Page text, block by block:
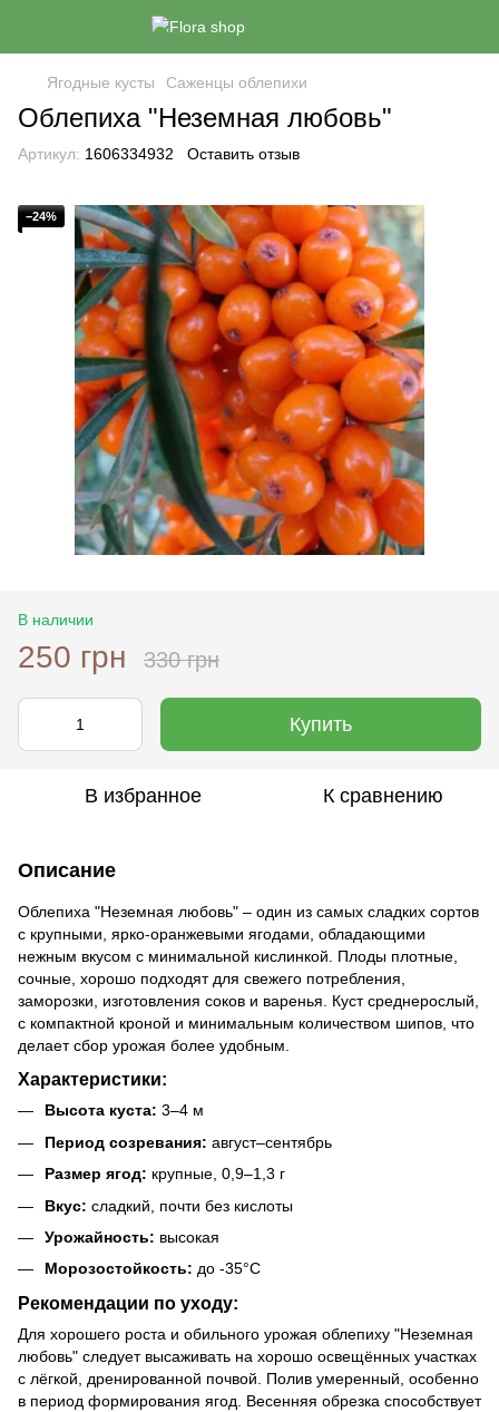
Ягодные кусты Саженцы облепихи
Облепиха "Неземная любовь"
Артикул: 1606334932 Оставить отзыв
−24%
В наличии
250 грн 330 грн
Купить
В избранное К сравнению
Описание
Облепиха "Неземная любовь" – один из самых сладких сортов
с крупными, ярко-оранжевыми ягодами, обладающими
нежным вкусом с минимальной кислинкой. Плоды плотные,
сочные, хорошо подходят для свежего потребления,
заморозки, изготовления соков и варенья. Куст среднерослый,
с компактной кроной и минимальным количеством шипов, что
делает сбор урожая более удобным.
Характеристики:
Высота куста: 3–4 м
Период созревания: август–сентябрь
Размер ягод: крупные, 0,9–1,3 г
Вкус: сладкий, почти без кислоты
Урожайность: высокая
Морозостойкость: до -35°C
Рекомендации по уходу:
Для хорошего роста и обильного урожая облепиху "Неземная
любовь" следует высаживать на хорошо освещённых участках
с лёгкой, дренированной почвой. Полив умеренный, особенно
в период формирования ягод. Весенняя обрезка способствует